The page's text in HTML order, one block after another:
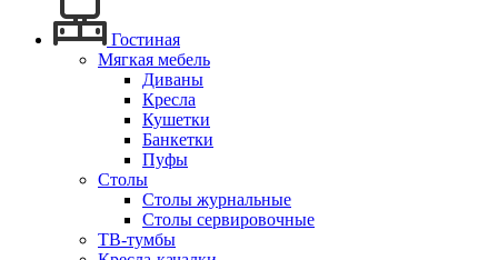
Гостиная
Мягкая мебель
Диваны
Кресла
Кушетки
Банкетки
Пуфы
Столы
Столы журнальные
Столы сервировочные
ТВ-тумбы